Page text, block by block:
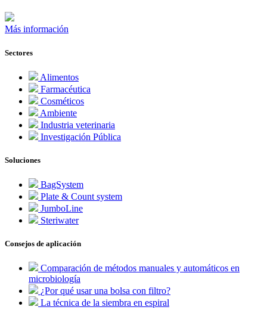
Más información
Sectores
Alimentos
Farmacéutica
Cosméticos
Ambiente
Industria veterinaria
Investigación Pública
Soluciones
BagSystem
Plate & Count system
JumboLine
Steriwater
Consejos de aplicación
Comparación de métodos manuales y automáticos en
microbiología
¿Por qué usar una bolsa con filtro?
La técnica de la siembra en espiral